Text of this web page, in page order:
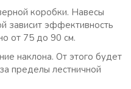
коробки. Навесы
зависит эффективность
от 75 до 90 см.
наклона. От этого будет
пределы лестничной